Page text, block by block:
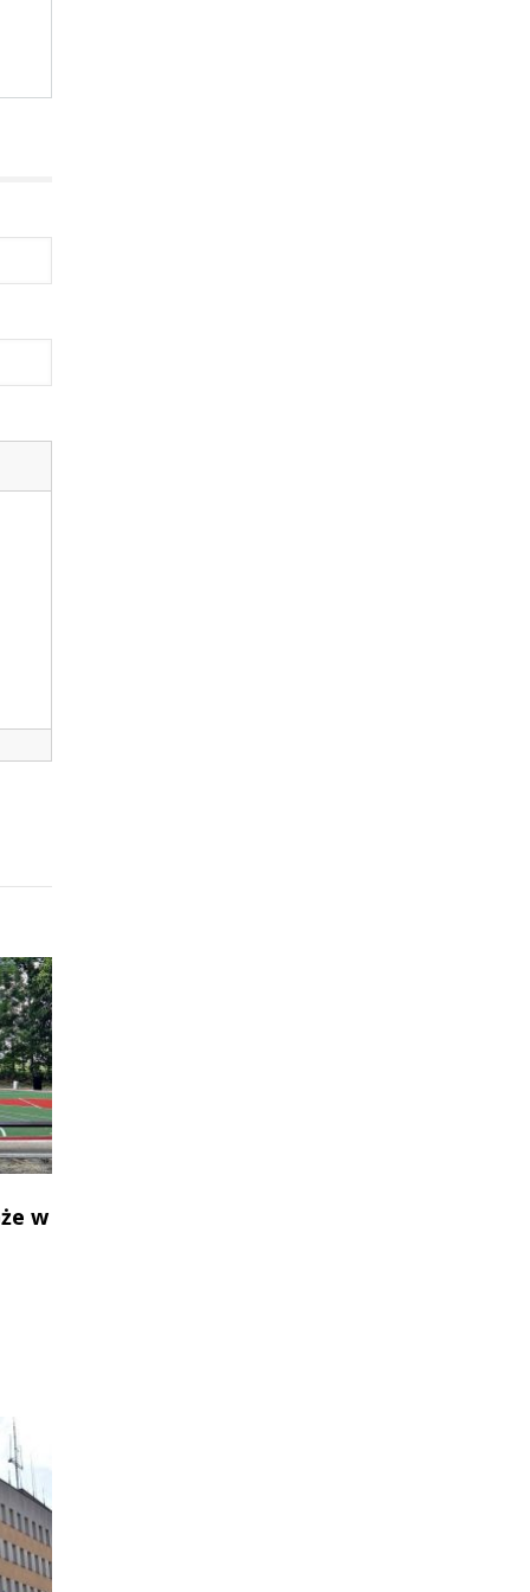
w